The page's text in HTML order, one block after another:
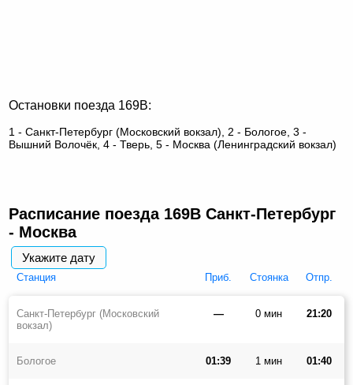
Остановки поезда 169В:
1 - Санкт-Петербург (Московский вокзал), 2 - Бологое, 3 -
Вышний Волочёк, 4 - Тверь, 5 - Москва (Ленинградский вокзал)
Расписание поезда 169В Санкт-Петербург
- Москва
Укажите дату
Cтанция Приб. Стоянка Отпр.
Санкт-Петербург (Московский
вокзал)
— 0 мин 21:20
Бологое 01:39 1 мин 01:40